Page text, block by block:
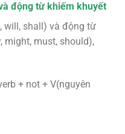
động từ khiếm khuyết
will, shall) và động từ
might, must, should),
+ not + V(nguyên